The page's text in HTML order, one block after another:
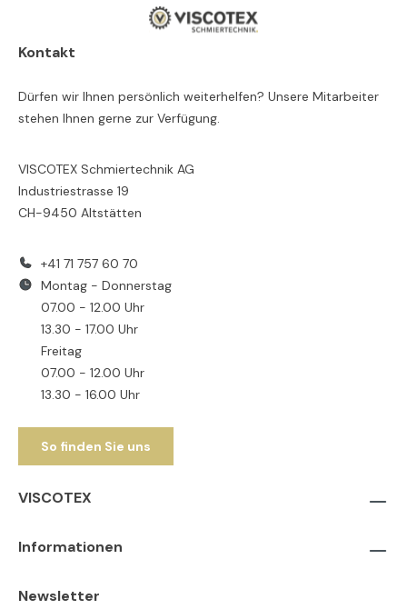
Kontakt
Dürfen wir Ihnen persönlich weiterhelfen? Unsere Mitarbeiter
stehen Ihnen gerne zur Verfügung.
VISCOTEX Schmiertechnik AG
Industriestrasse 19
CH-9450 Altstätten
+41 71 757 60 70
Montag - Donnerstag
07.00 - 12.00 Uhr
13.30 - 17.00 Uhr
Freitag
07.00 - 12.00 Uhr
13.30 - 16.00 Uhr
So finden Sie uns
VISCOTEX
Informationen
Newsletter